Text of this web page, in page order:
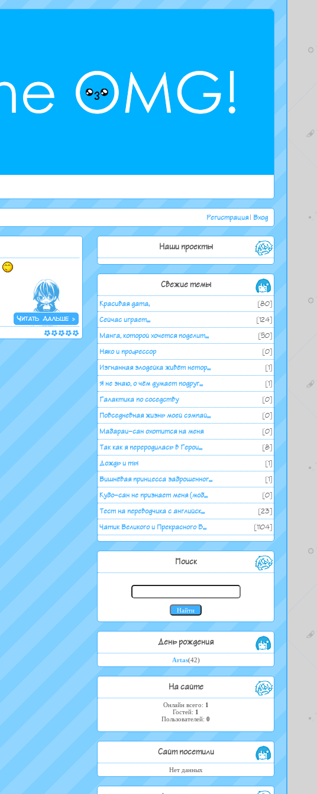
Регистрация| Вход
Наши проекты
Свежие темы
Красивая дата.
[80]
Сейчас играет...
[124]
Манга, которой хочется поделит...
[50]
Няко и профессор
[0]
Изгнанная злодейка живёт нетор...
[1]
Я не знаю, о чём думает подруг...
[1]
Галактика по соседству
[0]
Повседневная жизнь моей сэмпай...
[0]
Мабараи-сан охотится на меня
[0]
Так как я переродилась в Герои...
[8]
Дождь и ты
[1]
Вишнёвая принцесса заброшенног...
[1]
Кубо-сан не признает меня (моб...
[0]
Тест на переводчика с английск...
[23]
Чатик Великого и Прекрасного Б...
[1104]
Поиск
День рождения
Artas(42)
На сайте
Онлайн всего: 1
Гостей: 1
Пользователей: 0
Сайт посетили
Нет данных